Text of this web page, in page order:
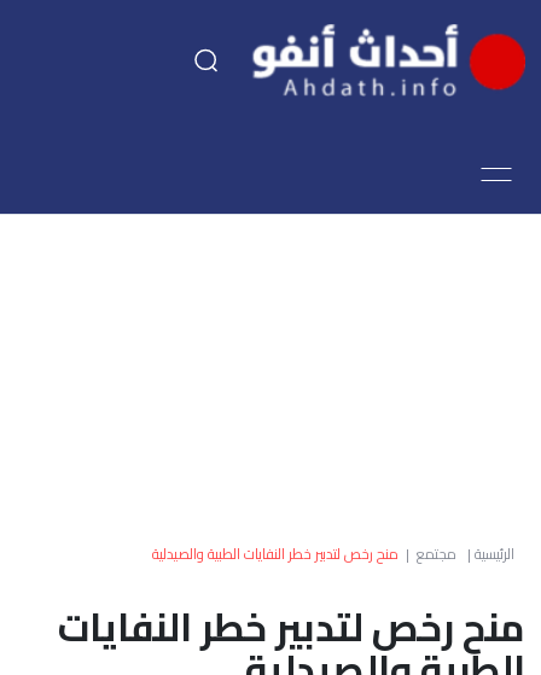
اقتصاد
العالم
أعمدة
الرئيسية| مجتمع | منح رخص لتدبير خطر النفايات الطبية والصيدلية
منح رخص لتدبير خطر النفايات